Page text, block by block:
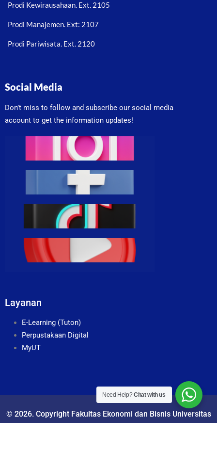
Prodi Kewirausahaan. Ext. 2105
Prodi Manajemen. Ext: 2107
Prodi Pariwisata. Ext. 2120
Social Media
Don’t miss to follow and subscribe our social media
account to get the information updates!
Layanan
E-Learning (Tuton)
Perpustakaan Digital
MyUT
© 2026. Copyright Fakultas Ekonomi dan Bisnis Universitas
Need Help?Chat with us